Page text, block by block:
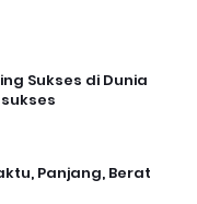
Sukses di Dunia
Panjang, Berat